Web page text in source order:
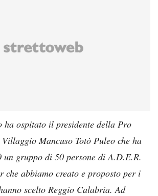
ospitato il presidente della Pro
Mancuso Totò Puleo che ha
un gruppo di 50 persone di A.D.E.R.
che abbiamo creato e proposto per i
scelto Reggio Calabria. Ad